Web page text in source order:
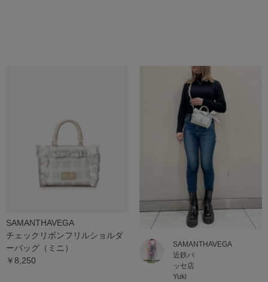
SAMANTHAVEGA
チェックリボンフリルショルダ
ーバッグ（ミニ）
￥8,250
SAMANTHAVEGA
近鉄パ
ッセ店
Yuki